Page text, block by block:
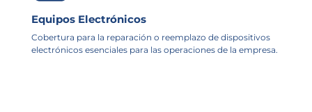
Equipos Electrónicos
Cobertura para la reparación o reemplazo de dispositivos
electrónicos esenciales para las operaciones de la empresa.